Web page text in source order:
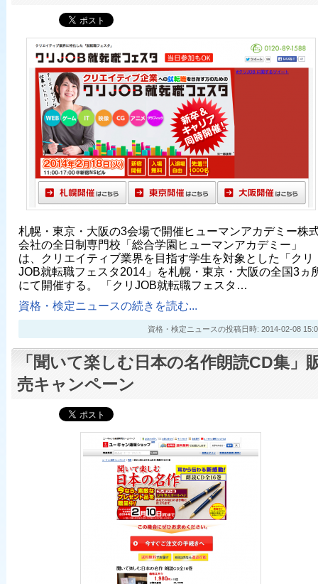
札幌・東京・大阪の3会場で開催ヒューマンアカデミー株
会社の全日制専門校「総合学園ヒューマンアカデミー」
は、クリエイティブ業界を目指す学生を対象とした「クリ
JOB就転職フェスタ2014」を札幌・東京・大阪の全国3ヵ
にて開催する。 「クリJOB就転職フェスタ…
資格・検定ニュースの続きを読む...
資格・検定ニュースの投稿日時: 2014-02-08
「聞いて楽しむ日本の名作朗読CD集」
売キャンペーン